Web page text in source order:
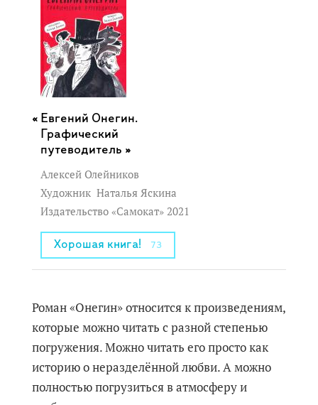
Евгений Онегин.
Графический
путеводитель »
Алексей Олейников
Художник Наталья Яскина
Издательство «Самокат» 2021
Хорошая книга! 73
Роман «Онегин» относится к произведениям,
которые можно читать с разной степенью
погружения. Можно читать его просто как
историю о неразделённой любви. А можно
полностью погрузиться в атмосферу и